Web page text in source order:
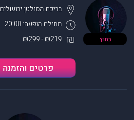
בחוץ
תחילת הופעה: 20:00
בריכת הסולטן ירושלים
₪219 - ₪299
פרטים והזמנה